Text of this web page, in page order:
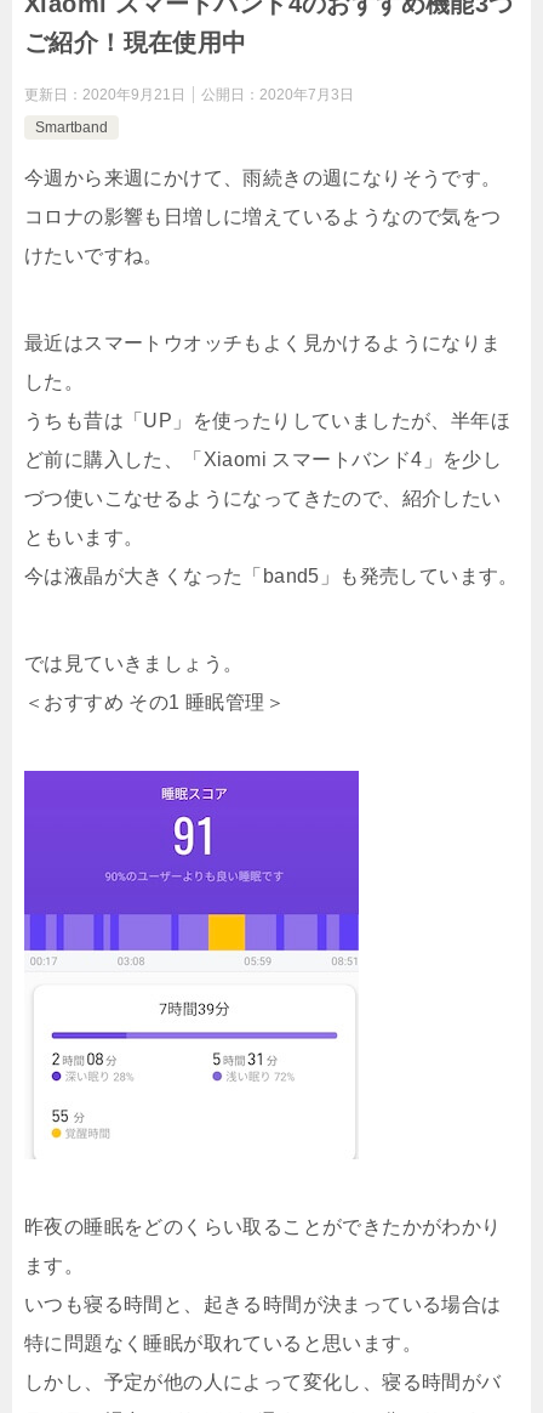
ご紹介！現在使用中
更新日： 2020年9月21日 公開日： 2020年7月3日
Smartband
今週から来週にかけて、雨続きの週になりそうです。
コロナの影響も日増しに増えているようなので気をつ
けたいですね。
最近はスマートウオッチもよく見かけるようになりま
した。
うちも昔は「UP」を使ったりしていましたが、半年ほ
ど前に購入した、「Xiaomi スマートバンド4」を少し
づつ使いこなせるようになってきたので、紹介したい
ともいます。
今は液晶が大きくなった「band5」も発売しています。
では見ていきましょう。
＜おすすめ その1 睡眠管理＞
昨夜の睡眠をどのくらい取ることができたかがわかり
ます。
いつも寝る時間と、起きる時間が決まっている場合は
特に問題なく睡眠が取れていると思います。
しかし、予定が他の人によって変化し、寝る時間がバ